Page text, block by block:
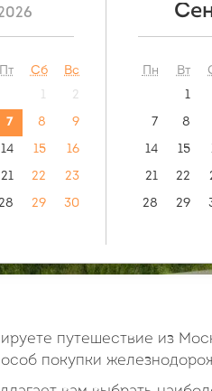
путешествие из
покупки
Пт Сб
Вс
1
2
7 8
9
14 15
16
21 22
23
29
30
Пн Вт
1
7
8
14
15
21
22
28
29